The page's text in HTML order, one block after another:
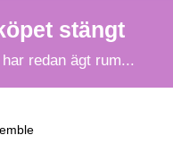
stängt
redan ägt rum...